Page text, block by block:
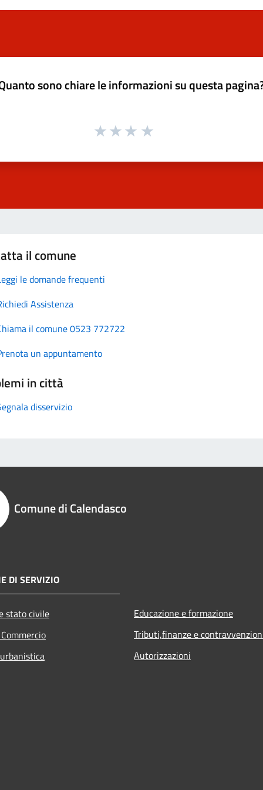
sono chiare le informazioni su questa
il comune
le domande frequenti
Assistenza
il comune 0523 772722
un appuntamento
in città
disservizio
Comune di Calendasco
DI SERVIZIO
stato civile
Educazione e formazione
Tributi,finanze e
Autorizzazioni